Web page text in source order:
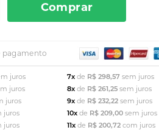
Comprar
pagamento
juros
juros
juros
juros
juros
7x de R$ 298,57sem juros
8x de R$ 261,25sem juros
9x de R$ 232,22sem juros
10x de R$ 209,00sem juros
11x de R$ 200,72com juros